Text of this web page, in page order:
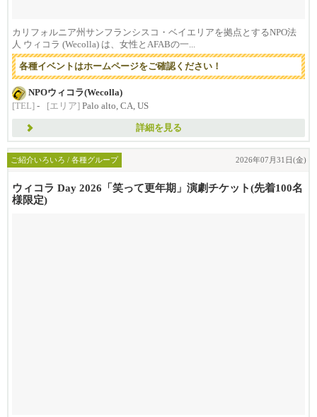
カリフォルニア州サンフランシスコ・ベイエリアを拠点とするNPO法
人 ウィコラ (Wecolla) は、女性とAFABの一...
各種イベントはホームページをご確認ください！
NPOウィコラ(Wecolla)
[TEL] - [エリア] Palo alto, CA, US
詳細を見る
ご紹介いろいろ / 各種グループ 2026年07月31日(金)
ウィコラ Day 2026「笑って更年期」演劇チケット(先着100名
様限定)